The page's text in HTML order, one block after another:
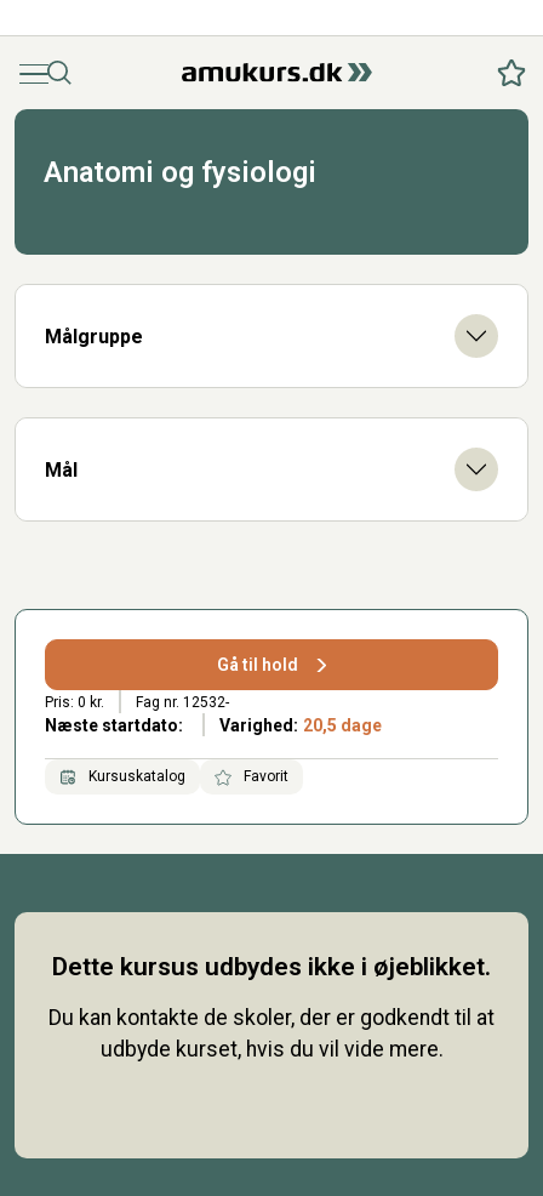
MenuSøg
Anatomi og fysiologi
Målgruppe
Mål
Gå til hold
Pris: 0 kr. Fag nr. 12532-
Næste startdato: Varighed: 20,5 dage
Kursuskatalog Favorit
Dette kursus udbydes ikke i øjeblikket.
Du kan kontakte de skoler, der er godkendt til at
udbyde kurset, hvis du vil vide mere.